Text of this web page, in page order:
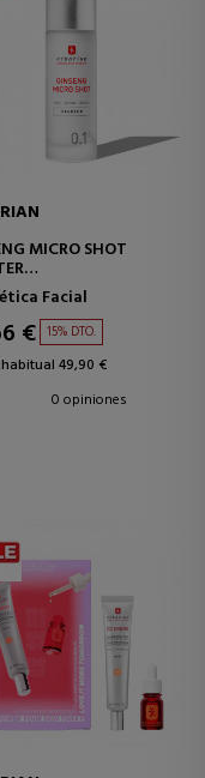
MICRO SHOT
RENOVADOR
Facial
€ 15% DTO.
49,90 €
0 opiniones